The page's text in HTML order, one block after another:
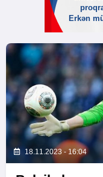
18.11.2023 - 16:04